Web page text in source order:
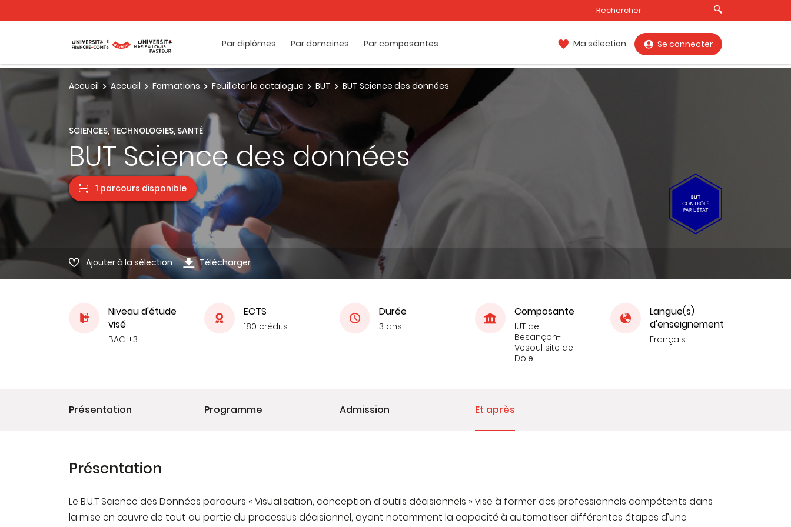
Par diplômes Par domaines Par composantes Ma sélection Se connecter
Accueil Accueil Formations Feuilleter le catalogue BUT BUT Science des données
SCIENCES, TECHNOLOGIES, SANTÉ
BUT Science des données
1 parcours disponible
Ajouter à la sélection Télécharger
Niveau d'étude
visé
BAC +3
ECTS
180 crédits
Durée
3 ans
Composante
IUT de
Besançon-
Vesoul site de
Dole
Langue(s)
d'enseignement
Français
Présentation Programme Admission Et après
Présentation
Le B.U.T Science des Données parcours « Visualisation, conception d’outils décisionnels » vise à former des professionnels compétents dans
la mise en œuvre de tout ou partie du processus décisionnel, ayant notamment la capacité à automatiser différentes étapes d’une